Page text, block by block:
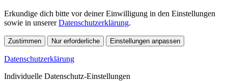
Erkundige dich bitte vor deiner Einwilligung in den Einstellungen
sowie in unsererDatenschutzerklärung.
Zustimmen Nur erforderliche Einstellungen anpassen
Datenschutzerklärung
Individuelle Datenschutz-Einstellungen